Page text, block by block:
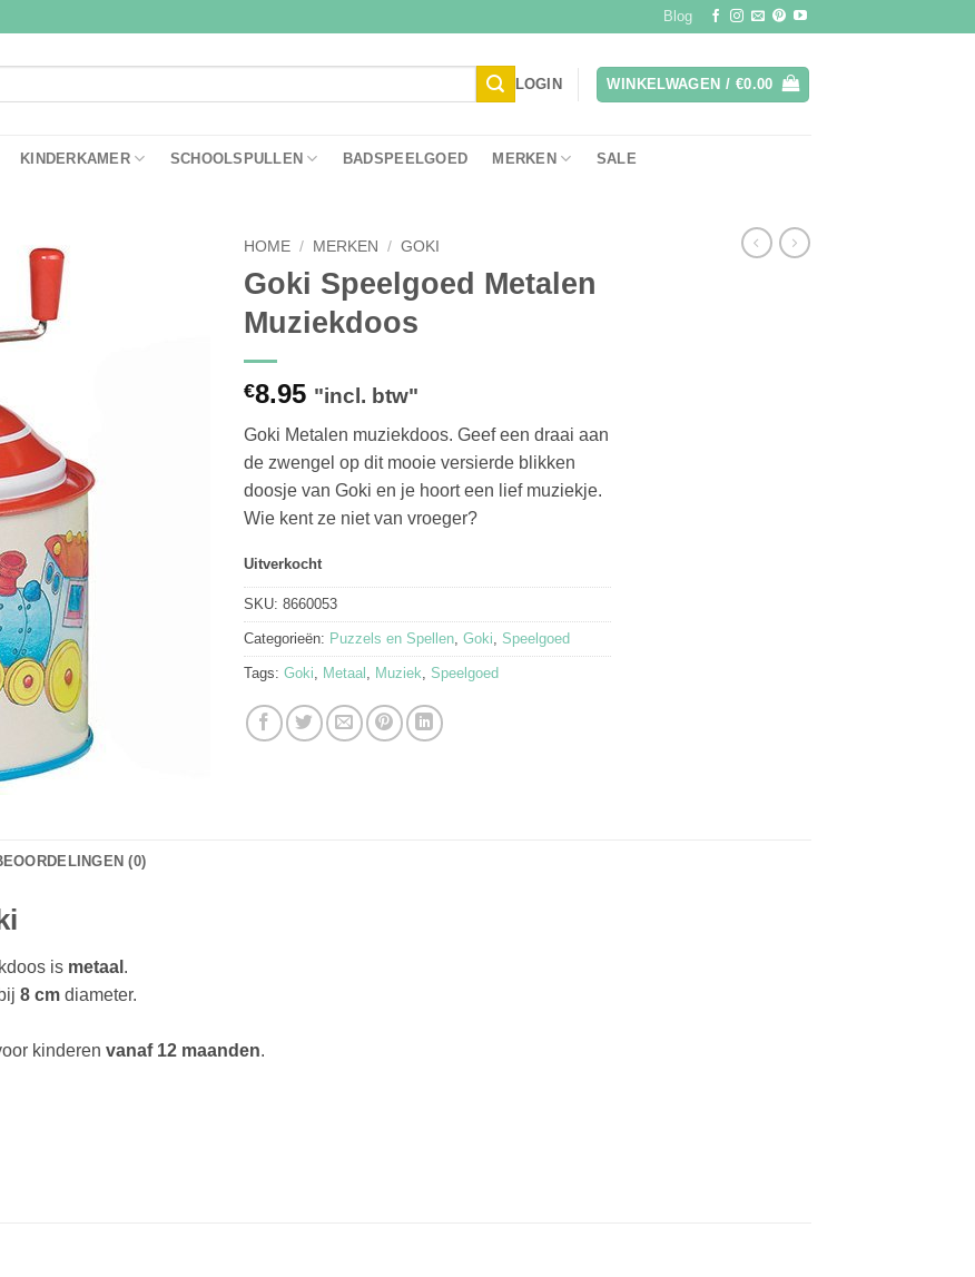
Blog
LOGIN WINKELWAGEN / €0.00
KINDERKAMER SCHOOLSPULLEN BADSPEELGOED MERKEN SALE
HOME / MERKEN / GOKI
Goki Speelgoed Metalen
Muziekdoos
€8.95 "incl. btw"
Goki Metalen muziekdoos. Geef een draai aan
de zwengel op dit mooie versierde blikken
doosje van Goki en je hoort een lief muziekje.
Wie kent ze niet van vroeger?
Uitverkocht
SKU: 8660053
Categorieën: Puzzels en Spellen, Goki, Speelgoed
Tags: Goki, Metaal , Muziek, Speelgoed
(0)
is metaal .
bij 8 cm diameter.
kinderen vanaf 12 maanden.